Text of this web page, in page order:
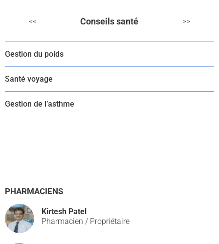
<< Conseils santé >>
Gestion du poids
Santé voyage
Gestion de l’asthme
PHARMACIENS
Kirtesh Patel
Pharmacien / Propriétaire